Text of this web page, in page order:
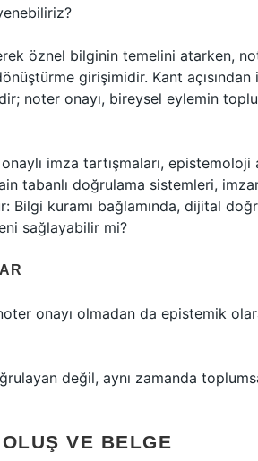
öznel bilginin temelini atarken,
girişimidir. Kant açısından
noter onayı, bireysel eylemin
imza tartışmaları, epistemoloji
tabanlı doğrulama sistemleri,
Bilgi kuramı bağlamında, dijital
sağlayabilir mi?
onayı olmadan da epistemik
değil, aynı zamanda
VE BELGE